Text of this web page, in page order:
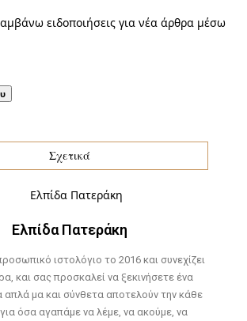
ειδοποιήσεις για νέα άρθρα μέσω
Σχετικά
Ελπίδα Πατεράκη
ιστολόγιο το 2016 και συνεχίζει
και σας προσκαλεί να ξεκινήσετε ένα
απλά μα και σύνθετα αποτελούν την κάθε
όσα αγαπάμε να λέμε, να ακούμε, να